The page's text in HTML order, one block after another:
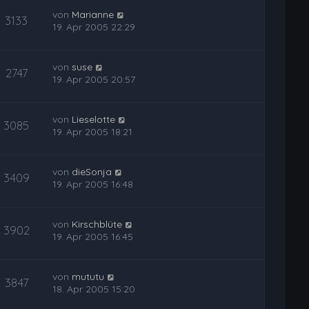
3133 von Marianne
19. Apr 2005 22:29
2747 vonsuse
19. Apr 2005 20:57
3085 von Lieselotte
19. Apr 2005 18:21
3409 von dieSonja
19. Apr 2005 16:48
3902 von Kirschblüte
19. Apr 2005 16:45
3847 von mututu
18. Apr 2005 15:20